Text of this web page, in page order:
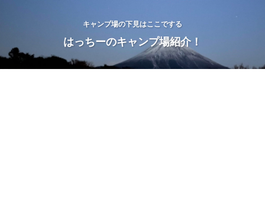
キャンプ場の下見はここでする
はっちーのキャンプ場紹介！